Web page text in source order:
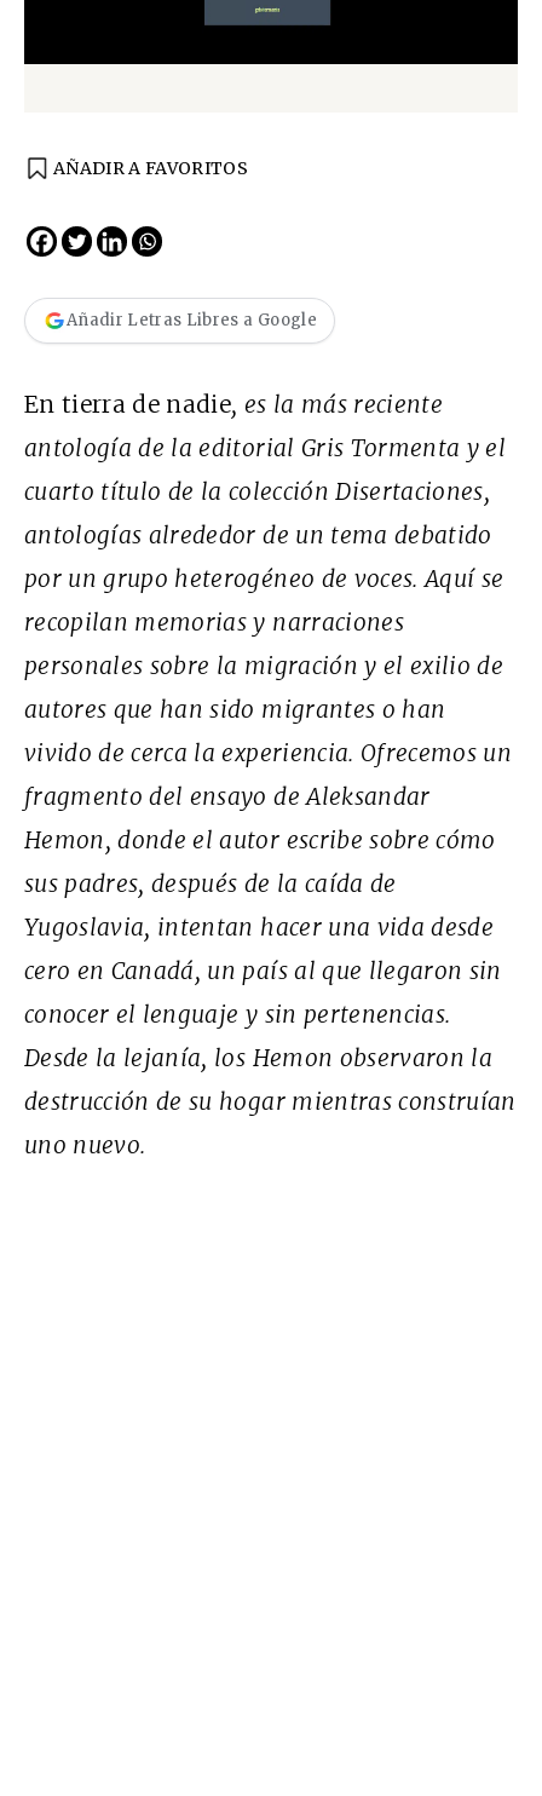
AÑADIR A FAVORITOS
Añadir Letras Libres a Google
En tierra de nadie, es la más reciente
antología de la editorial Gris Tormenta y el
cuarto título de la colección Disertaciones,
antologías alrededor de un tema debatido
por un grupo heterogéneo de voces. Aquí se
recopilan memorias y narraciones
personales sobre la migración y el exilio de
autores que han sido migrantes o han
vivido de cerca la experiencia. Ofrecemos un
fragmento del ensayo de Aleksandar
Hemon, donde el autor escribe sobre cómo
sus padres, después de la caída de
Yugoslavia, intentan hacer una vida desde
cero en Canadá, un país al que llegaron sin
conocer el lenguaje y sin pertenencias.
Desde la lejanía, los Hemon observaron la
destrucción de su hogar mientras construían
uno nuevo.